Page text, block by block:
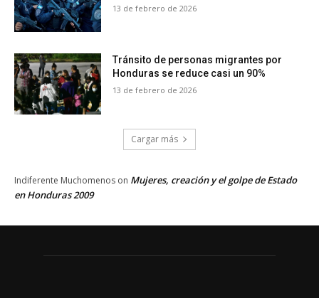
13 de febrero de 2026
Tránsito de personas migrantes por
Honduras se reduce casi un 90%
13 de febrero de 2026
Cargar más
Indiferente Muchomenos on Mujeres, creación y el golpe de Estado
en Honduras 2009